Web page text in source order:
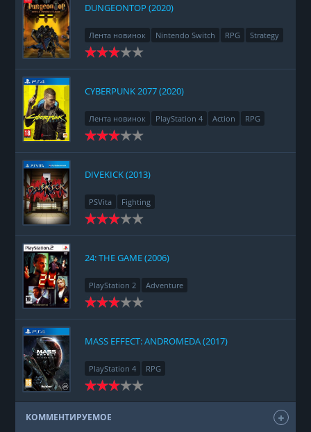
DUNGEONTOP (2020)
Лента новинок Nintendo Switch RPG Strategy
CYBERPUNK 2077 (2020)
Лента новинок PlayStation 4 Action
RPG
Racing
Adventure
DIVEKICK (2013)
PSVita Fighting
24: THE GAME (2006)
PlayStation 2 Adventure
MASS EFFECT: ANDROMEDA (2017)
PlayStation 4 RPG
КОММЕНТИРУЕМОЕ